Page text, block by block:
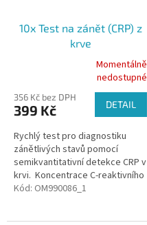
10x Test na zánět (CRP) z
krve
produktu
je
z
5
hvězdiček.
Momentálně
nedostupné
356 Kč bez DPH
399 Kč DETAIL
Rychlý test pro diagnostiku
zánětlivých stavů pomocí
semikvantitativní detekce CRP v
krvi. Koncentrace C-reaktivního
proteinu ve vzorku
Kód: OM990086_1